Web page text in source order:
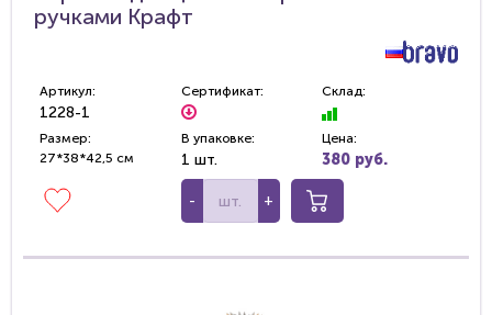
ручками Крафт
Артикул:
1228-1
Сертификат: Склад:
Размер:
27*38*42,5 см
В упаковке:
1 шт.
Цена:
380 руб.
- +